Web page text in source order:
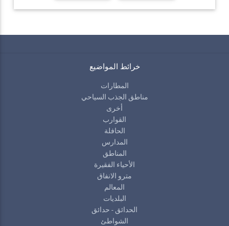
خرائط المواضيع
المطارات
مناطق الجذب السياحي
أخرى
القوارب
الحافلة
المدارس
المناطق
الأحياء الفقيرة
مترو الانفاق
المعالم
البلديات
الحدائق - حدائق
الشواطئ